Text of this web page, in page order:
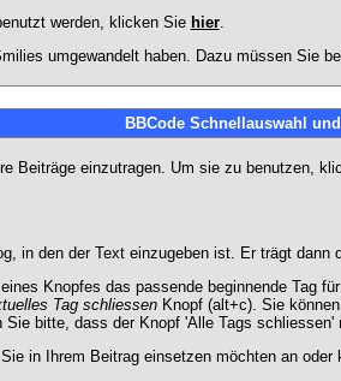
werden, klicken Sie hier.
umgewandelt haben. Dazu müssen Sie
BBCode Schnellauswahl
Beiträge einzutragen. Um sie zu benutzen,
in den der Text einzugeben ist. Er trägt
Knopfes das passende beginnende Tag
Tag schliessenKnopf (alt+c). Sie
bitte, dass der Knopf 'Alle Tags
in Ihrem Beitrag einsetzen möchten an oder